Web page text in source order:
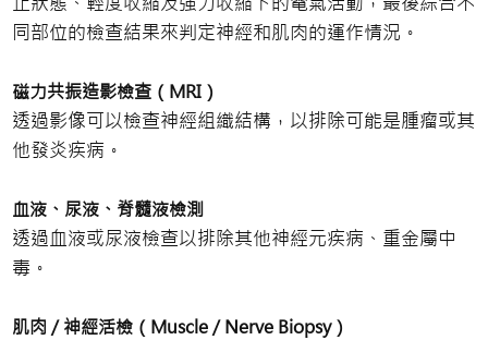
同部位的檢查結果來判定神經和肌肉的運作情況。
磁力共振造影檢查（MRI）
透過影像可以檢查神經組織結構，以排除可能是腫瘤或其
他發炎疾病。
血液、尿液、脊髓液檢測
透過血液或尿液檢查以排除其他神經元疾病、重金屬中
毒。
肌肉 / 神經活檢（Muscle / Nerve Biopsy）